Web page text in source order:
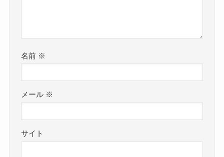
名前 ※
メール ※
サイト